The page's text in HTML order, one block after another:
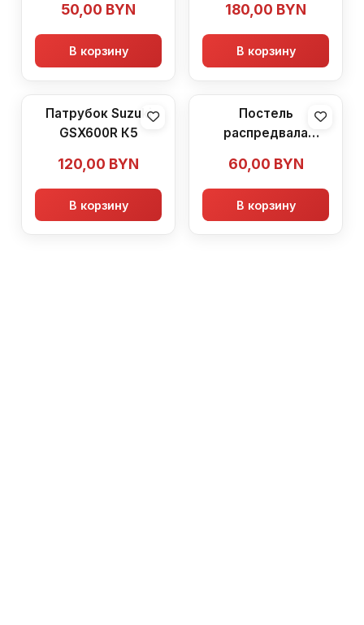
50,00 BYN
В корзину
180,00 BYN
В корзину
Патрубок Suzuki
GSX600R К5
120,00 BYN
В корзину
Постель
распредвала
60,00 BYN
В корзину